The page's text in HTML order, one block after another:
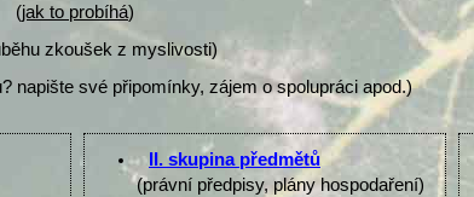
(jak to probíhá)
zkoušek z myslivosti)
napište své připomínky, zájem o spolupráci apod.)
II. skupina předmětů
(právní předpisy, plány hospodaření)